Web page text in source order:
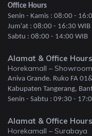
Office Hours
Senin - Kamis : 08:00 -
Jum'at : 08:00 - 16:30 WIB
Sabtu : 08:00 - 14:00 WIB
Alamat & Office
Horekamall –
Aniva Grande. Ruko FA
Kabupaten Tangerang,
Senin - Sabtu : 09:30 -
Alamat & Office
Horekamall – Surabaya